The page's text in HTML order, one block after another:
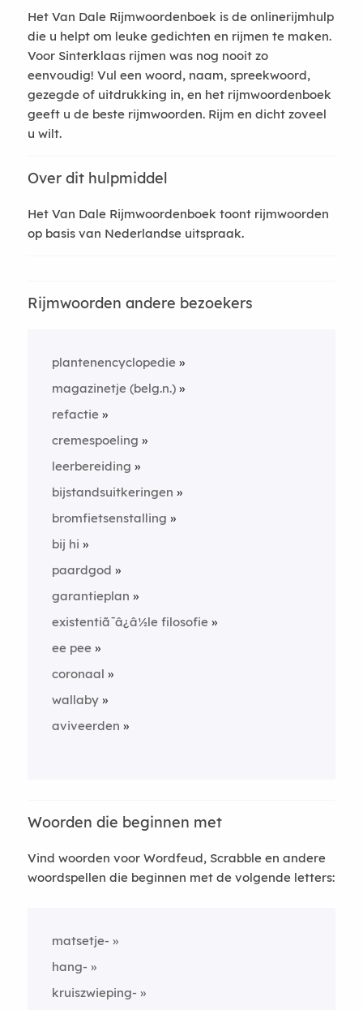
Het Van Dale Rijmwoordenboek is de onlinerijmhulp
die u helpt om leuke gedichten en rijmen te maken.
Voor Sinterklaas rijmen was nog nooit zo
eenvoudig! Vul een woord, naam, spreekwoord,
gezegde of uitdrukking in, en het rijmwoordenboek
geeft u de beste rijmwoorden. Rijm en dicht zoveel
u wilt.
Over dit hulpmiddel
Het Van Dale Rijmwoordenboek toont rijmwoorden
op basis van Nederlandse uitspraak.
Rijmwoorden andere bezoekers
plantenencyclopedie
magazinetje (belg.n.)
refactie
cremespoeling
leerbereiding
bijstandsuitkeringen
bromfietsenstalling
bij hi
paardgod
garantieplan
existentiã¯â¿â½le filosofie
ee pee
coronaal
wallaby
aviveerden
Woorden die beginnen met
Vind woorden voor Wordfeud, Scrabble en andere
woordspellen die beginnen met de volgende letters:
matsetje-
hang-
kruiszwieping-